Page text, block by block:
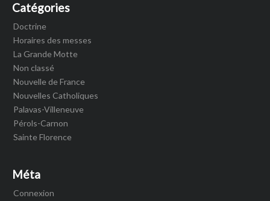
Catégories
Doctrine
Horaires des messes
La Grande Motte
Non classé
Nouvelle de France
Nouvelles Catholiques
Palavas-Villeneuve
Pérols-Carnon
Sainte Florence
Méta
Connexion